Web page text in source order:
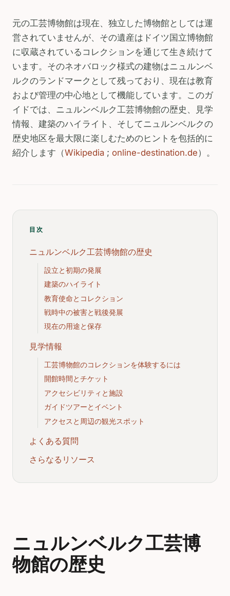
元の工芸博物館は現在、独立した博物館としては運
営されていませんが、その遺産はドイツ国立博物館
に収蔵されているコレクションを通じて生き続けて
います。そのネオバロック様式の建物はニュルンベ
ルクのランドマークとして残っており、現在は教育
および管理の中心地として機能しています。このガ
イドでは、ニュルンベルク工芸博物館の歴史、見学
情報、建築のハイライト、そしてニュルンベルクの
歴史地区を最大限に楽しむためのヒントを包括的に
紹介します（Wikipedia ; online-destination.de）。
目次
ニュルンベルク工芸博物館の歴史
設立と初期の発展
建築のハイライト
教育使命とコレクション
戦時中の被害と戦後発展
現在の用途と保存
見学情報
工芸博物館のコレクションを体験するには
開館時間とチケット
アクセシビリティと施設
ガイドツアーとイベント
アクセスと周辺の観光スポット
よくある質問
さらなるリソース
ニュルンベルク工芸博
物館の歴史